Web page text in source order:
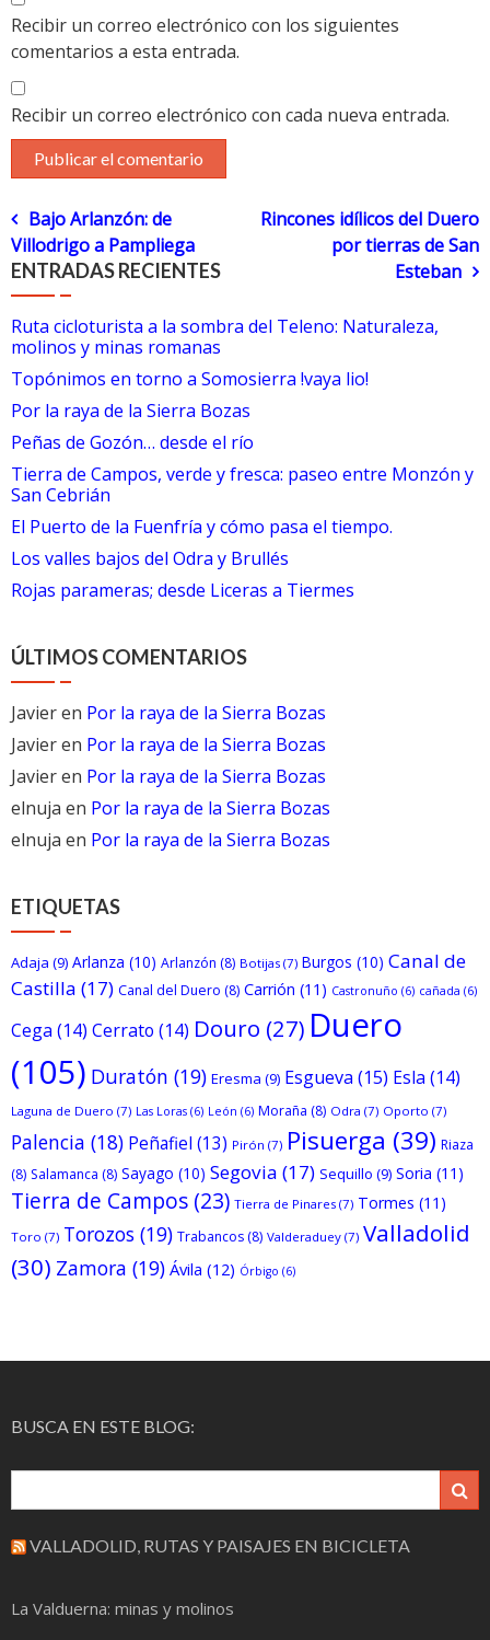
Recibir un correo electrónico con los siguientes
comentarios a esta entrada.
Recibir un correo electrónico con cada nueva entrada.
Navegación
de
entradas
Bajo Arlanzón: de
Villodrigo a Pampliega
Rincones idílicos del Duero
por tierras de San
Esteban
ENTRADAS RECIENTES
Ruta cicloturista a la sombra del Teleno: Naturaleza,
molinos y minas romanas
Topónimos en torno a Somosierra !vaya lio!
Por la raya de la Sierra Bozas
Peñas de Gozón… desde el río
Tierra de Campos, verde y fresca: paseo entre Monzón y
San Cebrián
El Puerto de la Fuenfría y cómo pasa el tiempo.
Los valles bajos del Odra y Brullés
Rojas parameras; desde Liceras a Tiermes
ÚLTIMOS COMENTARIOS
Javieren Por la raya de la Sierra Bozas
Javieren Por la raya de la Sierra Bozas
Javieren Por la raya de la Sierra Bozas
elnuja en Por la raya de la Sierra Bozas
elnuja en Por la raya de la Sierra Bozas
ETIQUETAS
Adaja (9) Arlanza (10) Arlanzón (8) Botijas (7) Burgos (10) Canal de
Castilla (17) Canal del Duero (8) Carrión (11) Castronuño (6) cañada (6)
Cega (14) Cerrato (14) Douro (27) Duero
(105) Duratón (19) Eresma (9) Esgueva (15) Esla (14)
Laguna de Duero (7) Las Loras (6) León (6) Moraña (8) Odra (7) Oporto (7)
Palencia (18) Peñafiel (13) Pirón (7) Pisuerga (39) Riaza
(8) Salamanca (8) Sayago (10) Segovia (17) Sequillo (9) Soria (11)
Tierra de Campos (23) Tierra de Pinares (7) Tormes (11)
Toro (7) Torozos (19) Trabancos (8) Valderaduey (7) Valladolid
(30) Zamora (19) Ávila (12) Órbigo (6)
BUSCA EN ESTE BLOG:
VALLADOLID, RUTAS Y PAISAJES EN BICICLETA
La Valduerna: minas y molinos